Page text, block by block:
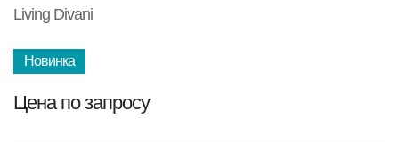
Living Divani
Новинка
Цена по запросу